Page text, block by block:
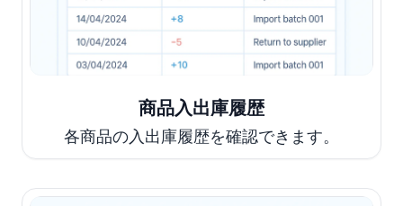
商品入出庫履歴
各商品の入出庫履歴を確認できます。